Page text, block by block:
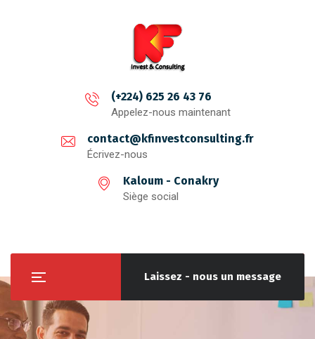
(+224) 625 26 43 76
Appelez-nous maintenant
contact@kfinvestconsulting.fr
Écrivez-nous
Kaloum - Conakry
Siège social
Laissez - nous un message